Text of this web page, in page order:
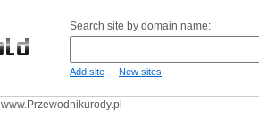
Search site by domain name:
Add site - New sites
www.Przewodnikurody.pl